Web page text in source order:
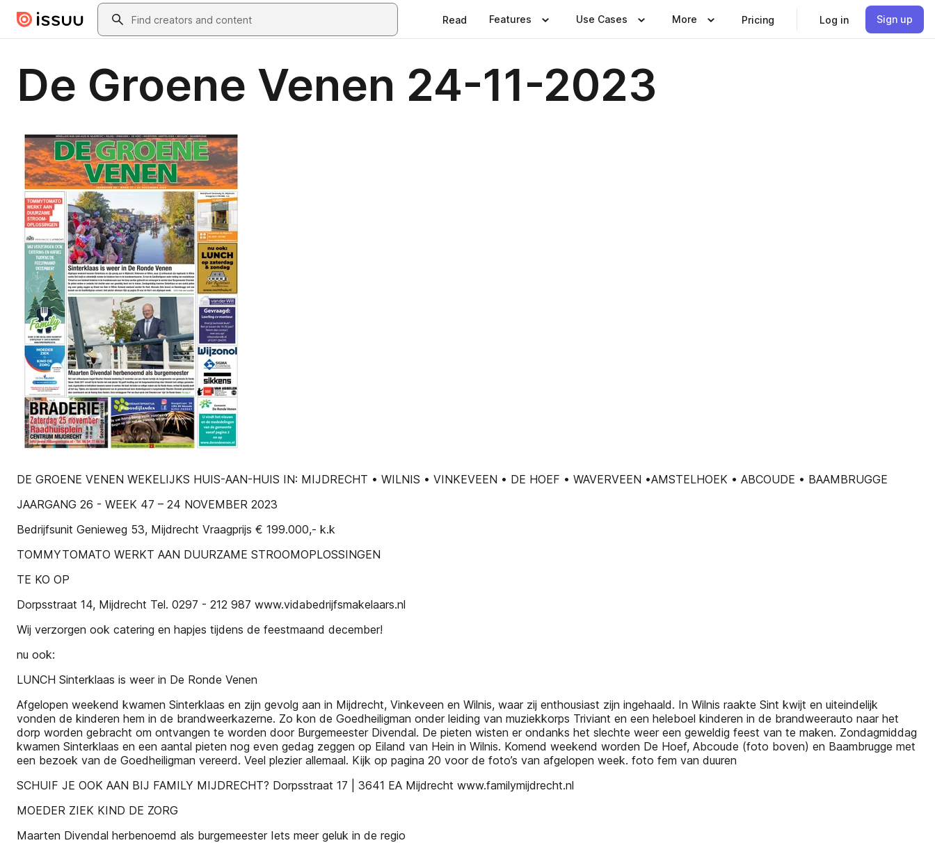
Skip to main contentSearch
Read Features Use Cases More Pricing Log in Sign up
De Groene Venen 24-11-2023
DE GROENE VENEN WEKELIJKS HUIS-AAN-HUIS IN: MIJDRECHT • WILNIS • VINKEVEEN • DE HOEF • WAVERVEEN •AMSTELHOEK • ABCOUDE • BAAMBRUGGE
JAARGANG 26 - WEEK 47 – 24 NOVEMBER 2023
Bedrijfsunit Genieweg 53, Mijdrecht Vraagprijs € 199.000,- k.k
TOMMYTOMATO WERKT AAN DUURZAME STROOMOPLOSSINGEN
TE KO OP
Dorpsstraat 14, Mijdrecht Tel. 0297 - 212 987 www.vidabedrijfsmakelaars.nl
Wij verzorgen ook catering en hapjes tijdens de feestmaand december!
nu ook:
LUNCH Sinterklaas is weer in De Ronde Venen
Afgelopen weekend kwamen Sinterklaas en zijn gevolg aan in Mijdrecht, Vinkeveen en Wilnis, waar zij enthousiast zijn ingehaald. In Wilnis raakte Sint kwijt en uiteindelijk
vonden de kinderen hem in de brandweerkazerne. Zo kon de Goedheiligman onder leiding van muziekkorps Triviant en een heleboel kinderen in de brandweerauto naar het
dorp worden gebracht om ontvangen te worden door Burgemeester Divendal. De pieten wisten er ondanks het slechte weer een geweldig feest van te maken. Zondagmiddag
kwamen Sinterklaas en een aantal pieten nog even gedag zeggen op Eiland van Hein in Wilnis. Komend weekend worden De Hoef, Abcoude (foto boven) en Baambrugge met
een bezoek van de Goedheiligman vereerd. Veel plezier allemaal. Kijk op pagina 20 voor de foto’s van afgelopen week. foto fem van duuren
SCHUIF JE OOK AAN BIJ FAMILY MIJDRECHT? Dorpsstraat 17 | 3641 EA Mijdrecht www.familymijdrecht.nl
MOEDER ZIEK KIND DE ZORG
Maarten Divendal herbenoemd als burgemeester Iets meer geluk in de regio